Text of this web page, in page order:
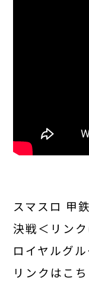
スマスロ 甲
決戦＜リン
ロイヤルグ
リンクはこ